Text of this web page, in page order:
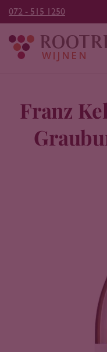
072 - 515 1250
Franz